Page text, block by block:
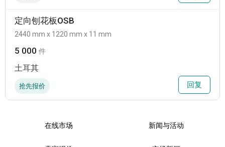
定向刨花板OSB
2440 mm x 1220 mm x 11 mm
5 000 件
土耳其
抢先报价 回复
在线市场 新闻与活动